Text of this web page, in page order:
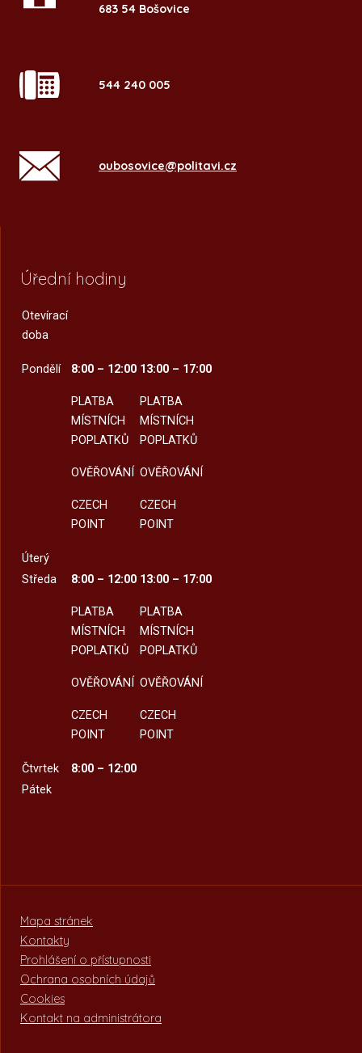
683 54 Bošovice
544 240 005
oubosovice@politavi.cz
Úřední hodiny
Otevírací
doba
Pondělí 8:00 – 12:00
PLATBA
MÍSTNÍCH
POPLATKŮ
OVĚŘOVÁNÍ
CZECH
POINT
13:00 – 17:00
PLATBA
MÍSTNÍCH
POPLATKŮ
OVĚŘOVÁNÍ
CZECH
POINT
Úterý
Středa
8:00 – 12:00
PLATBA
MÍSTNÍCH
POPLATKŮ
OVĚŘOVÁNÍ
CZECH
POINT
13:00 – 17:00
PLATBA
MÍSTNÍCH
POPLATKŮ
OVĚŘOVÁNÍ
CZECH
POINT
Čtvrtek
8:00 – 12:00
Pátek
Mapa stránek
Kontakty
Prohlášení o přístupnosti
Ochrana osobních údajů
Cookies
Kontakt na administrátora